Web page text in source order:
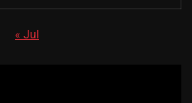
« Jul